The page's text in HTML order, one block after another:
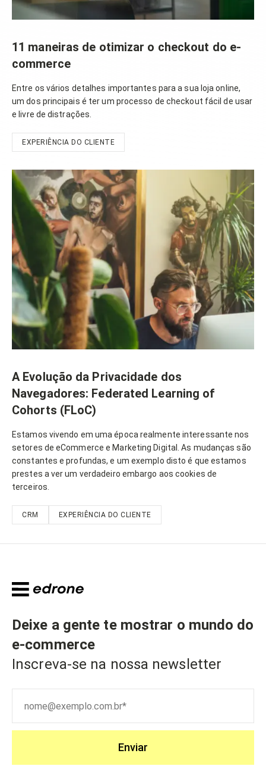
11 maneiras de otimizar o checkout do e-
commerce
Entre os vários detalhes importantes para a sua loja online,
um dos principais é ter um processo de checkout fácil de usar
e livre de distrações.
EXPERIÊNCIA DO CLIENTE
A Evolução da Privacidade dos
Navegadores: Federated Learning of
Cohorts (FLoC)
Estamos vivendo em uma época realmente interessante nos
setores de eCommerce e Marketing Digital. As mudanças são
constantes e profundas, e um exemplo disto é que estamos
prestes a ver um verdadeiro embargo aos cookies de
terceiros.
CRM EXPERIÊNCIA DO CLIENTE
Deixe a gente te mostrar o mundo do
e-commerce
Inscreva-se na nossa newsletter
Enviar